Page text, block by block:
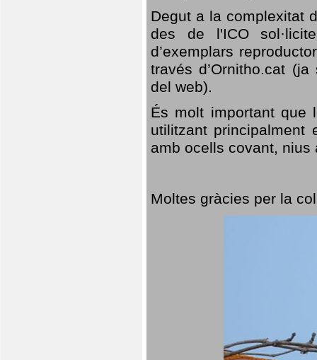
Degut a la complexitat
des de l'ICO
d’exemplars
través d’Ornitho.cat
del web).
És molt important que
utilitzant
amb ocells covant,
Moltes gràcies per la